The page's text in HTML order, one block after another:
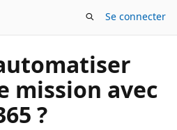
Se connecter
mission avec
?